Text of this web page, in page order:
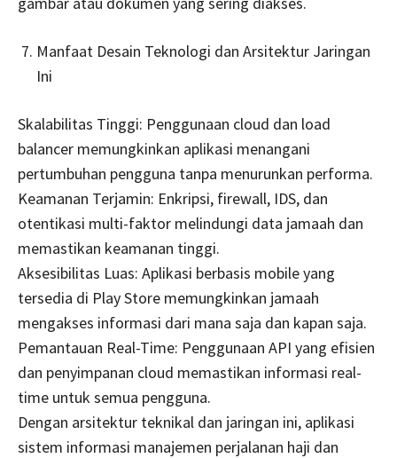
Manfaat Desain Teknologi dan Arsitektur Jaringan
Ini
Skalabilitas Tinggi: Penggunaan cloud dan load
balancer memungkinkan aplikasi menangani
pertumbuhan pengguna tanpa menurunkan performa.
Keamanan Terjamin: Enkripsi, firewall, IDS, dan
otentikasi multi-faktor melindungi data jamaah dan
memastikan keamanan tinggi.
Aksesibilitas Luas: Aplikasi berbasis mobile yang
tersedia di Play Store memungkinkan jamaah
mengakses informasi dari mana saja dan kapan saja.
Pemantauan Real-Time: Penggunaan API yang efisien
dan penyimpanan cloud memastikan informasi real-
time untuk semua pengguna.
Dengan arsitektur teknikal dan jaringan ini, aplikasi
sistem informasi manajemen perjalanan haji dan